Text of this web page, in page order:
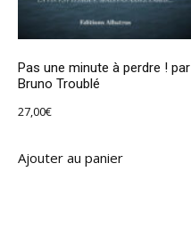
Pas une minute à perdre ! par
Bruno Troublé
27,00€
Ajouter au panier